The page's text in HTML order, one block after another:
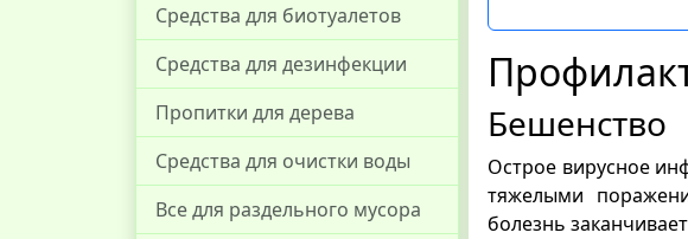
Средства для биотуалетов
Средства для дезинфекции
Пропитки для дерева
Средства для очистки воды
Все для раздельного мусора
Бешенство
Острое вирусное
тяжелыми
болезнь